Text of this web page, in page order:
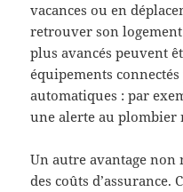
vacances ou en
retrouver son
plus avancés peuvent
équipements
automatiques : par
une alerte au plombier
Un autre avantage non
des coûts d’assurance.